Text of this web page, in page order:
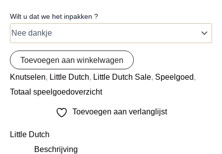
Wilt u dat we het inpakken ?
Toevoegen aan winkelwagen
Knutselen Little Dutch Little Dutch Sale Speelgoed
Totaal speelgoedoverzicht
Toevoegen aan verlanglijst
Little Dutch
Beschrijving